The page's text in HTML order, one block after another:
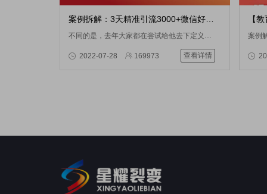
不同的是，去年大家都在尝试给他去下定义，到底什么是私域流量？而今年，因为疫情的原因，私域流量已经快速的来到了属于他的爆发元年。
2022-07-28 169973 查看详情